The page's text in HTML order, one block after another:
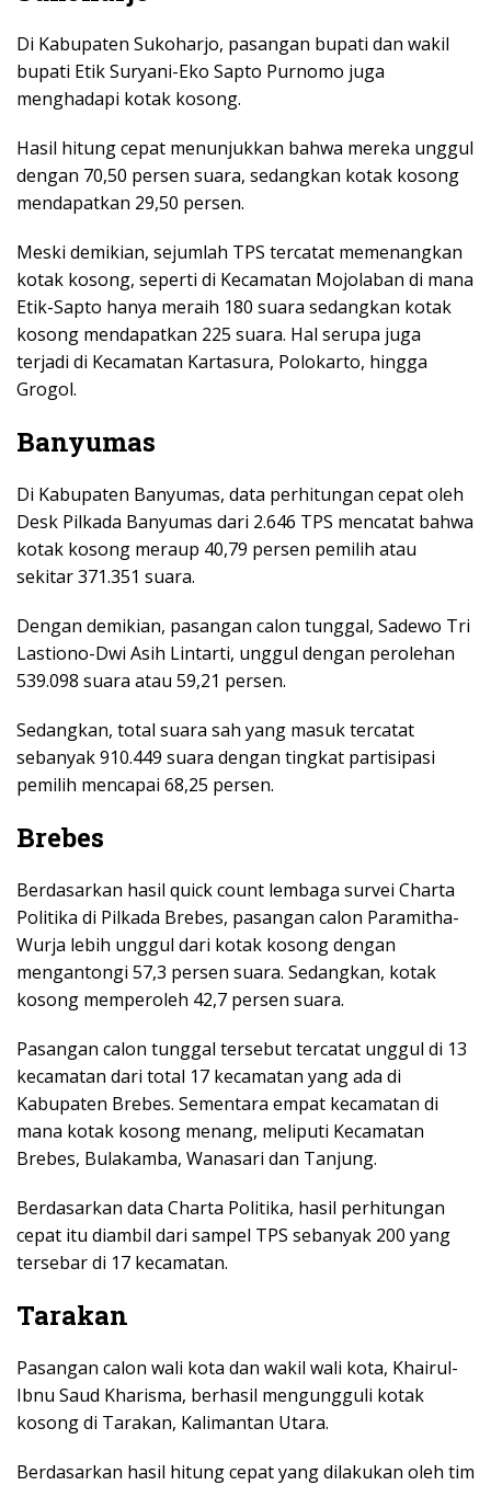
Di Kabupaten Sukoharjo, pasangan bupati dan wakil
bupati Etik Suryani-Eko Sapto Purnomo juga
menghadapi kotak kosong.
Hasil hitung cepat menunjukkan bahwa mereka unggul
dengan 70,50 persen suara, sedangkan kotak kosong
mendapatkan 29,50 persen.
Meski demikian, sejumlah TPS tercatat memenangkan
kotak kosong, seperti di Kecamatan Mojolaban di mana
Etik-Sapto hanya meraih 180 suara sedangkan kotak
kosong mendapatkan 225 suara. Hal serupa juga
terjadi di Kecamatan Kartasura, Polokarto, hingga
Grogol.
Banyumas
Di Kabupaten Banyumas, data perhitungan cepat oleh
Desk Pilkada Banyumas dari 2.646 TPS mencatat bahwa
kotak kosong meraup 40,79 persen pemilih atau
sekitar 371.351 suara.
Dengan demikian, pasangan calon tunggal, Sadewo Tri
Lastiono-Dwi Asih Lintarti, unggul dengan perolehan
539.098 suara atau 59,21 persen.
Sedangkan, total suara sah yang masuk tercatat
sebanyak 910.449 suara dengan tingkat partisipasi
pemilih mencapai 68,25 persen.
Brebes
Berdasarkan hasil quick count lembaga survei Charta
Politika di Pilkada Brebes, pasangan calon Paramitha-
Wurja lebih unggul dari kotak kosong dengan
mengantongi 57,3 persen suara. Sedangkan, kotak
kosong memperoleh 42,7 persen suara.
Pasangan calon tunggal tersebut tercatat unggul di 13
kecamatan dari total 17 kecamatan yang ada di
Kabupaten Brebes. Sementara empat kecamatan di
mana kotak kosong menang, meliputi Kecamatan
Brebes, Bulakamba, Wanasari dan Tanjung.
Berdasarkan data Charta Politika, hasil perhitungan
cepat itu diambil dari sampel TPS sebanyak 200 yang
tersebar di 17 kecamatan.
Tarakan
Pasangan calon wali kota dan wakil wali kota, Khairul-
Ibnu Saud Kharisma, berhasil mengungguli kotak
kosong di Tarakan, Kalimantan Utara.
Berdasarkan hasil hitung cepat yang dilakukan oleh tim